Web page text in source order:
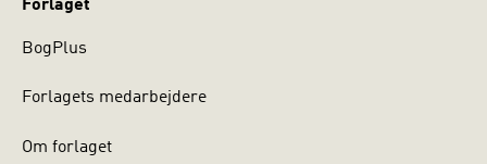
Forlaget
BogPlus
Forlagets medarbejdere
Om forlaget